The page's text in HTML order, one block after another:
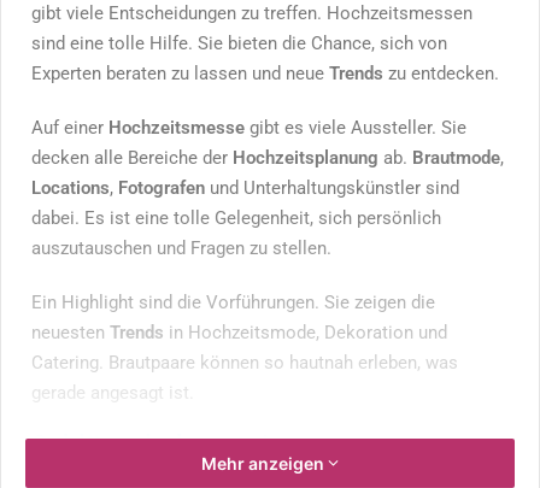
gibt viele Entscheidungen zu treffen. Hochzeitsmessen
sind eine tolle Hilfe. Sie bieten die Chance, sich von
Experten beraten zu lassen und neue Trends zu entdecken.
Auf einer Hochzeitsmesse gibt es viele Aussteller. Sie
decken alle Bereiche der Hochzeitsplanung ab. Brautmode,
Locations, Fotografen und Unterhaltungskünstler sind
dabei. Es ist eine tolle Gelegenheit, sich persönlich
auszutauschen und Fragen zu stellen.
Ein Highlight sind die Vorführungen. Sie zeigen die
neuesten Trends in Hochzeitsmode, Dekoration und
Catering. Brautpaare können so hautnah erleben, was
gerade angesagt ist.
Schlüsselerkenntnisse
Mehr anzeigen